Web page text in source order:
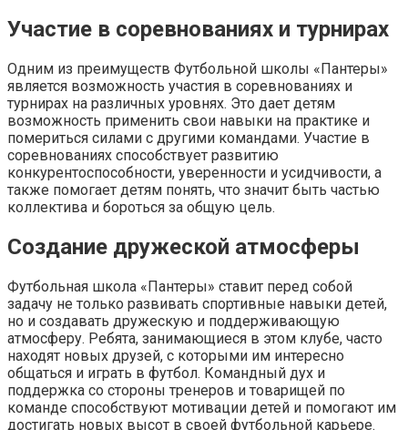
Участие в соревнованиях и турнирах
Одним из преимуществ Футбольной школы «Пантеры»
является возможность участия в соревнованиях и
турнирах на различных уровнях. Это дает детям
возможность применить свои навыки на практике и
помериться силами с другими командами. Участие в
соревнованиях способствует развитию
конкурентоспособности, уверенности и усидчивости, а
также помогает детям понять, что значит быть частью
коллектива и бороться за общую цель.
Создание дружеской атмосферы
Футбольная школа «Пантеры» ставит перед собой
задачу не только развивать спортивные навыки детей,
но и создавать дружескую и поддерживающую
атмосферу. Ребята, занимающиеся в этом клубе, часто
находят новых друзей, с которыми им интересно
общаться и играть в футбол. Командный дух и
поддержка со стороны тренеров и товарищей по
команде способствуют мотивации детей и помогают им
достигать новых высот в своей футбольной карьере.